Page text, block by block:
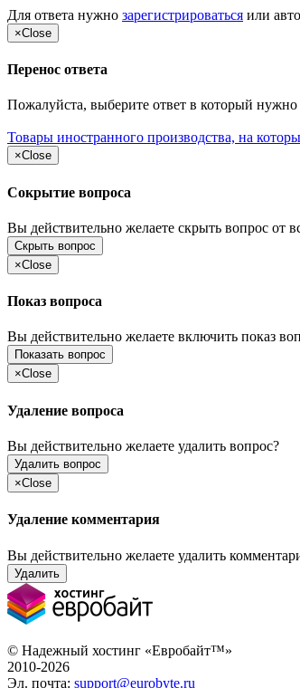
Для ответа нужно зарегистрироваться или
×Close
Перенос ответа
Пожалуйста, выберите ответ в который
Товары иностранного производства, на
×Close
Сокрытие вопроса
Вы действительно желаете скрыть вопрос от
Скрыть вопрос
×Close
Показ вопроса
Вы действительно желаете включить показ
Показать вопрос
×Close
Удаление вопроса
Вы действительно желаете удалить вопрос?
Удалить вопрос
×Close
Удаление комментария
Вы действительно желаете удалить
Удалить
© Надежный хостинг «Евробайт™»
2010-2026
Эл. почта: support@eurobyte.ru